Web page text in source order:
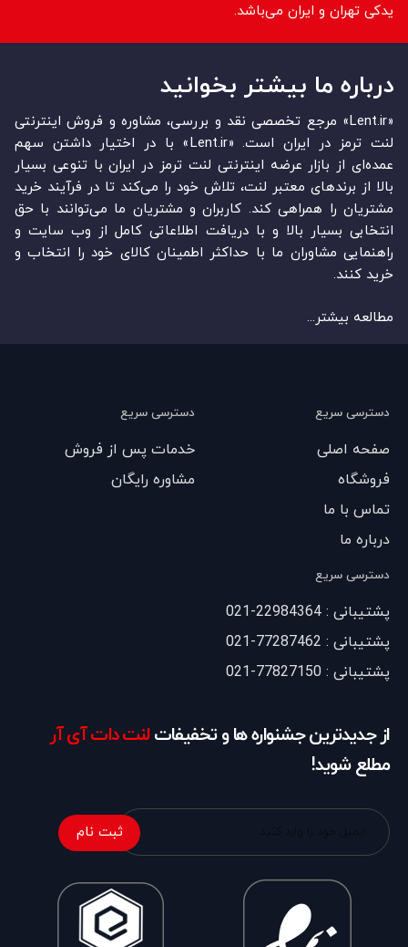
یدکی تهران و ایران می‌باشد.
درباره ما بیشتر بخوانید
«Lent.ir» مرجع تخصصی نقد و بررسی، مشاوره و فروش اینترنتی
لنت ترمز در ایران است. «Lent.ir» با در اختیار داشتن سهم
عمده‏‌ای از بازار عرضه اینترنتی لنت ترمز در ایران با تنوعی بسیار
بالا از برندهای معتبر لنت، تلاش خود را می‌‏‏کند تا در فرآیند خرید
مشتریان را همراهی کند. کاربران و مشتریان ما می‏‏‌توانند با حق
انتخابی بسیار بالا و با دریافت اطلاعاتی کامل از وب سایت و
راهنمایی مشاوران ما با حداکثر اطمینان کالای خود را انتخاب و
خرید کنند.
مطالعه بیشتر...
دسترسی سریع
صفحه اصلی
فروشگاه
تماس با ما
درباره ما
دسترسی سریع
خدمات پس از فروش
مشاوره رایگان
دسترسی سریع
پشتیبانی : 22984364-021
پشتیبانی : 77287462-021
پشتیبانی : 77827150-021
از جدیدترین جشنواره ها و تخفیفاتلنت دات آی آر
مطلع شوید!
ثبت نام